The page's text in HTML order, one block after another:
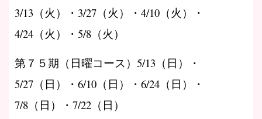
3/13（火）・3/27（火）・4/10（火）・
4/24（火）・5/8（火）
第７５期（日曜コース）5/13（日）・
5/27（日）・6/10（日）・6/24（日）・
7/8（日）・7/22（日）